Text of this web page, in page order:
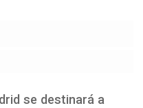
se destinará a